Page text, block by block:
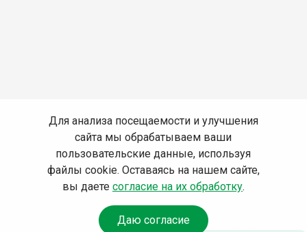
Для анализа посещаемости и улучшения
сайта мы обрабатываем ваши
пользовательские данные, используя
файлы cookie. Оставаясь на нашем сайте,
вы даете согласие на их обработку.
Даю согласие